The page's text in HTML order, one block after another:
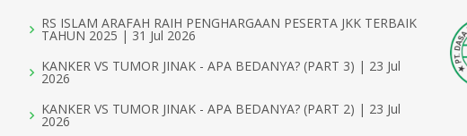
RS ISLAM ARAFAH RAIH PENGHARGAAN PESERTA JKK TERBAIK
TAHUN 2025 | 31 Jul 2026
KANKER VS TUMOR JINAK - APA BEDANYA? (PART 3) | 23 Jul
2026
KANKER VS TUMOR JINAK - APA BEDANYA? (PART 2) | 23 Jul
2026